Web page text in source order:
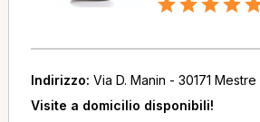
Indirizzo: Via D. Manin - 30171 Mestre
Visite a domicilio disponibili!